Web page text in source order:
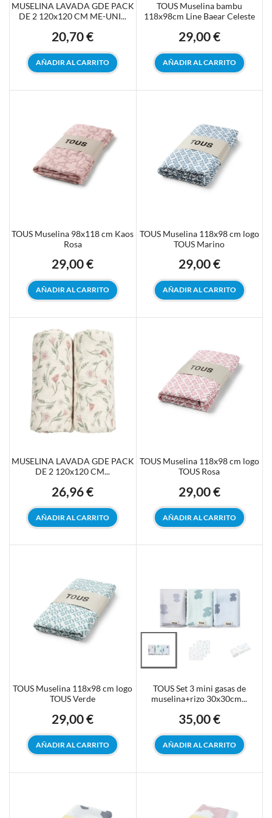
MUSELINA LAVADA GDE PACK
DE 2 120x120 CM ME-UNI...
Precio
20,70 €
AÑADIR AL CARRITO
TOUS Muselina bambu
118x98cm Line Baear Celeste
Precio
29,00 €
AÑADIR AL CARRITO
TOUS Muselina 98x118 cm Kaos
Rosa
Precio
29,00 €
AÑADIR AL CARRITO
TOUS Muselina 118x98 cm logo
TOUS Marino
Precio
29,00 €
AÑADIR AL CARRITO
MUSELINA LAVADA GDE PACK
DE 2 120x120 CM...
Precio
26,96 €
AÑADIR AL CARRITO
TOUS Muselina 118x98 cm logo
TOUS Rosa
Precio
29,00 €
AÑADIR AL CARRITO
TOUS Muselina 118x98 cm logo
TOUS Verde
Precio
29,00 €
AÑADIR AL CARRITO
TOUS Set 3 mini gasas de
muselina+rizo 30x30cm...
Precio
35,00 €
AÑADIR AL CARRITO